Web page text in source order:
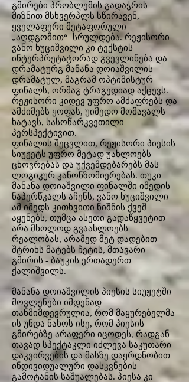
გმირები პრობლემის გადაჭრის
მიზნით მსხვერპლს სწირავენ,
ყველაფერი მეტაფორული
„აღდგომით“ სრულდება. რეჟისორი
ვანო ხუციშვილი კი ტექსტის
ინტერპრეტატორად გვევლინება და
დრამატურგ მანანა დოიაშვილის
დრამატულ, მაგრამ ოპტიმისტურ
ფინალს, ორმაგ ტრაგედიად აქცევს.
რეჟისორი კიდევ უფრო ამძაფრებს და
ამძიმებს ყოფას, უიმედო მომავალს
ხატავს, სასოწარკვეთილი
პერსპექტივით.
ფინალის შეცვლით, რეჟისორი პიესის
სიუჟეტს უფრო მეტად უახლოებს
ცხოვრებას და უქვემდებარებს მას
ლოგიკურ კანონზომიერებას. თუკი
მანანა დოიაშვილი ფინალში იმედის
ნაპერწკალს აჩენს, ვანო ხუციშვილი
ამ იმედს კითხვითი ნიშნის ქვეშ
აყენებს, თუმცა ასეთი გადაწყვეტით
არა მხოლოდ გვაახლოებს
რეალობას, არამედ მეტ დადებით
შტრიხს მატებს ჩეტის, მთავარი
გმირის - ბაუკის ერთადერთ
ქალიშვილს.
მანანა დოიაშვილის პიესის სიუჟეტში
მოვლენები იმდენად
თანმიმდევრულია, რომ მაყურებელმა
ის უნდა ნახოს ისე, რომ პიესის
გმირებზე არაფერი იცოდეს, რადგან
თავად სპექტაკლი იძლევა საკუთარი
დაკვირვების და მასზე დაყრდნობით
ინდივიდუალური დასკვნების
გამოტანის საშუალებას. პიესა კი